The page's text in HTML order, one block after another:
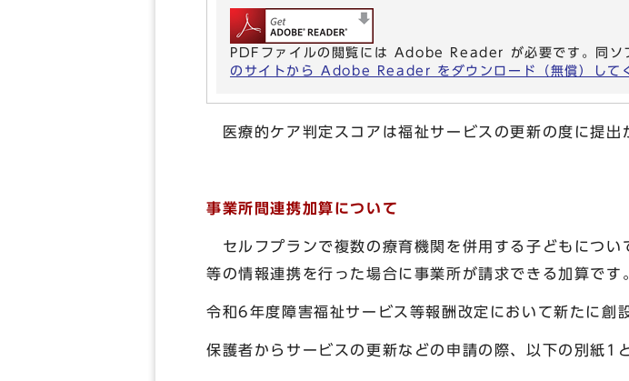
PDFファイルの閲覧には Adobe Reader が必要です。同ソ
のサイトから Adobe Reader をダウンロード（無償）して
医療的ケア判定スコアは福祉サービスの更新の度に提出
事業所間連携加算について
セルフプランで複数の療育機関を併用する子どもにつ
等の情報連携を行った場合に事業所が請求でき
令和6年度障害福祉サービス等報酬改定において新たに創
保護者からサービスの更新などの申請の際、以下の別紙1